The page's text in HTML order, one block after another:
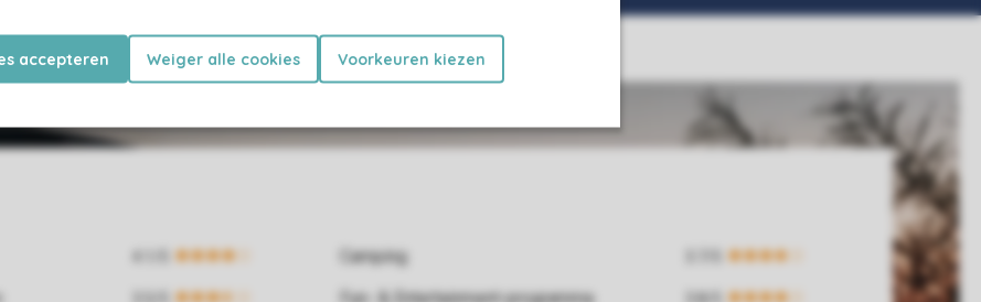
accepteren Weiger alle cookies Voorkeuren kiezen
Camping